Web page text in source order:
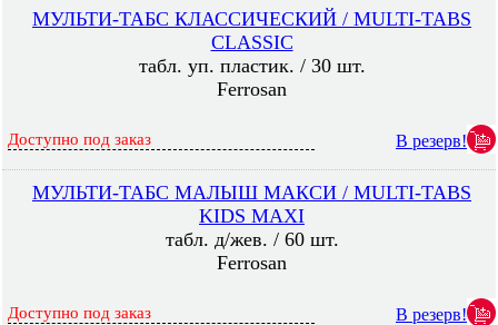
МУЛЬТИ-ТАБС КЛАССИЧЕСКИЙ / MULTI-TABS
CLASSIC
табл. уп. пластик. / 30 шт.
Ferrosan
Доступно под заказ В резерв!
МУЛЬТИ-ТАБС МАЛЫШ МАКСИ / MULTI-TABS
KIDS MAXI
табл. д/жев. / 60 шт.
Ferrosan
Доступно под заказ В резерв!